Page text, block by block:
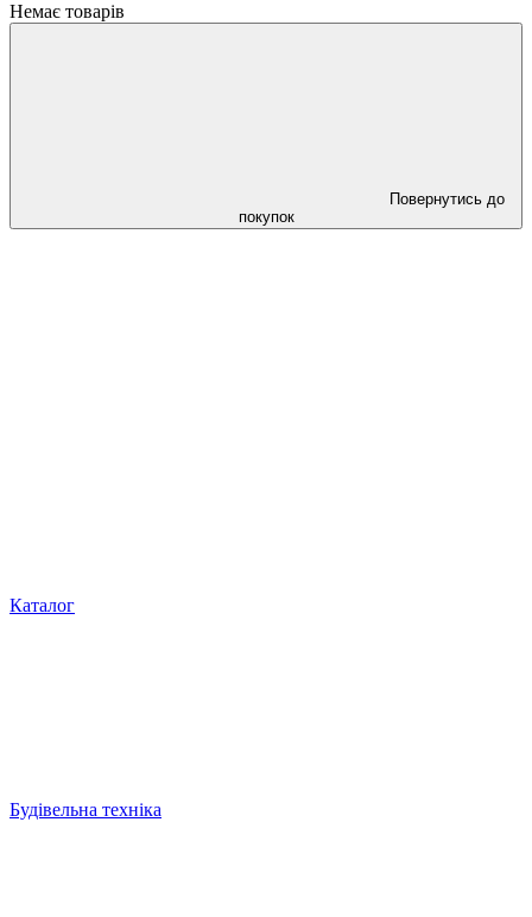
Немає товарів
Повернутись до
покупок
Каталог
Будівельна техніка